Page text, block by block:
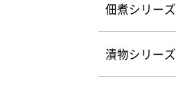
佃煮シリーズ
漬物シリーズ